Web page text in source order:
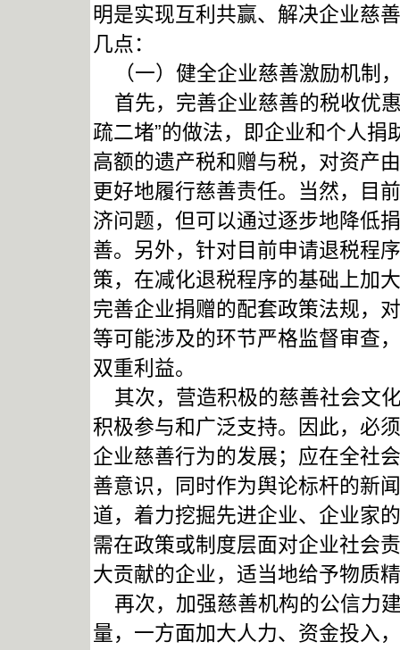
明是实现互利共赢、解决企业慈
几点：
（一）健全企业慈善激励机制
首先，完善企业慈善的税收优
疏二堵”的做法，即企业和个人
高额的遗产税和赠与税，对资产
更好地履行慈善责任。当然，目
济问题，但可以通过逐步地降低
善。另外，针对目前申请退税程
策，在减化退税程序的基础上加
完善企业捐赠的配套政策法规，
等可能涉及的环节严格监督审查
双重利益。
其次，营造积极的慈善社会文
积极参与和广泛支持。因此，必
企业慈善行为的发展；应在全社
善意识，同时作为舆论标杆的新
道，着力挖掘先进企业、企业家
需在政策或制度层面对企业社会
大贡献的企业，适当地给予物质
再次，加强慈善机构的公信力
量，一方面加大人力、资金投入